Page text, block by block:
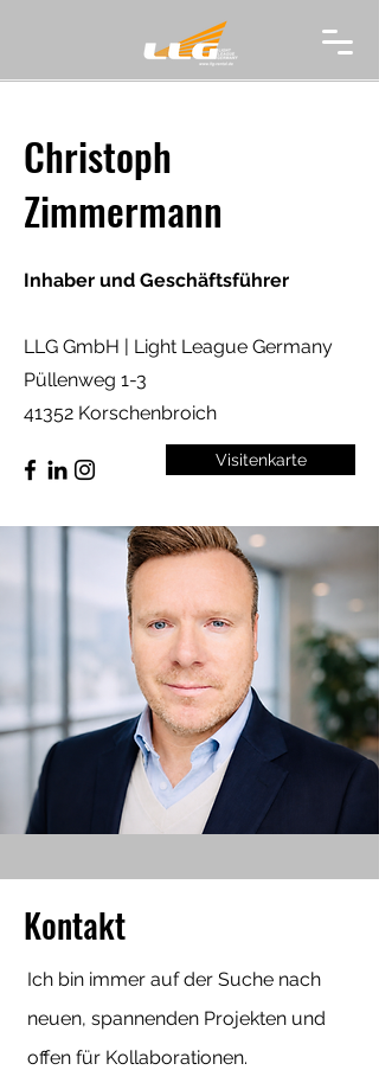
Christoph
Zimmermann
Inhaber und Geschäftsführer
LLG GmbH | Light League Germany
Püllenweg 1-3
41352 Korschenbroich
Visitenkarte
Kontakt
Ich bin immer auf der Suche nach
neuen, spannenden Projekten und
offen für Kollaborationen.